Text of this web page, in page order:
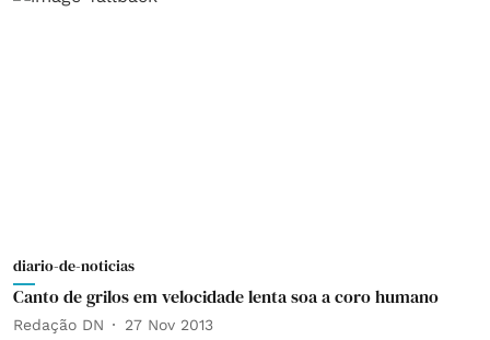
diario-de-noticias
Canto de grilos em velocidade lenta soa a coro humano
Redação DN 27 Nov 2013